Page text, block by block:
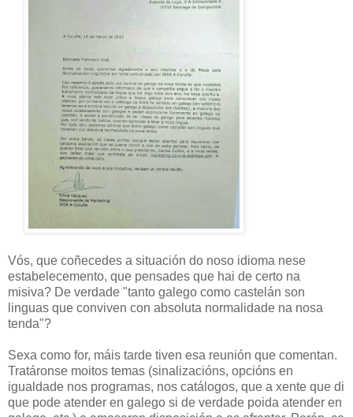
Vós, que coñecedes a situación do noso idioma nese
estabelecemento, que pensades que hai de certo na
misiva? De verdade "tanto galego como castelán son
linguas que conviven con absoluta normalidade na nosa
tenda"?
Sexa como for, máis tarde tiven esa reunión que comentan.
Tratáronse moitos temas (sinalizacións, opcións en
igualdade nos programas, nos catálogos, que a xente que di
que pode atender en galego si de verdade poida atender en